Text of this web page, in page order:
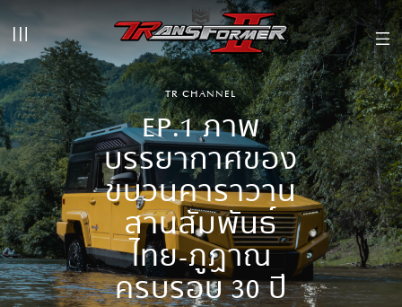
TR CHANNEL
EP.1 ภาพ
บรรยากาศของ
ขบวนคาราวาน
สานสัมพันธ์
ไทย-ภูฏาณ
ครบรอบ 30 ปี